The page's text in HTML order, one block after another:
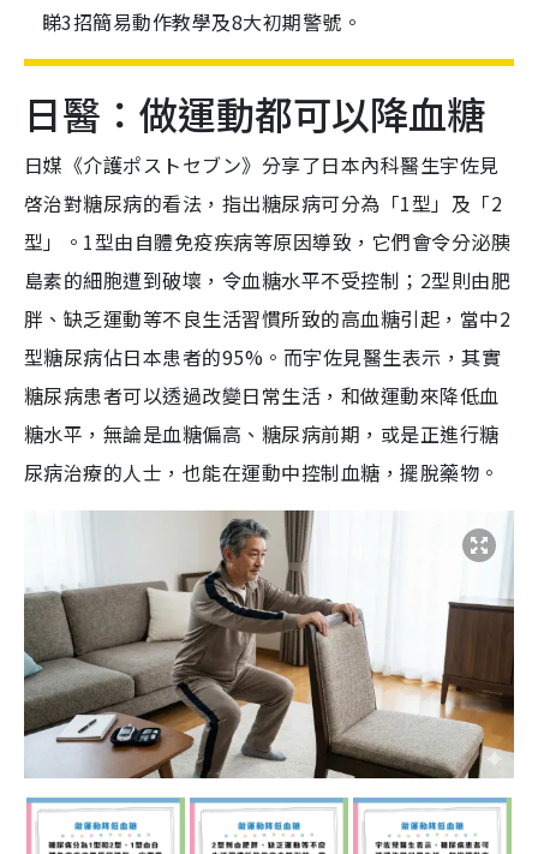
睇3招簡易動作教學及8大初期警號。
日醫：做運動都可以降血糖
日媒《介護ポストセブン》分享了日本內科醫生宇佐見
啓治對糖尿病的看法，指出糖尿病可分為「1型」及「2
型」。1型由自體免疫疾病等原因導致，它們會令分泌胰
島素的細胞遭到破壞，令血糖水平不受控制；2型則由肥
胖、缺乏運動等不良生活習慣所致的高血糖引起，當中2
型糖尿病佔日本患者的95%。而宇佐見醫生表示，其實
糖尿病患者可以透過改變日常生活，和做運動來降低血
糖水平，無論是血糖偏高、糖尿病前期，或是正進行糖
尿病治療的人士，也能在運動中控制血糖，擺脫藥物。